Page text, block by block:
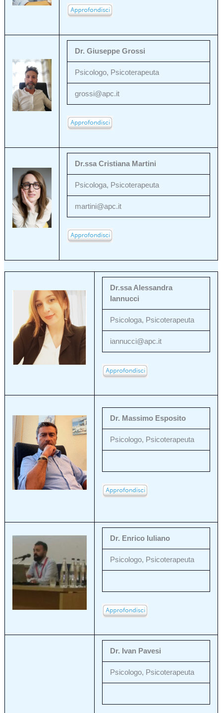
Dr. Giuseppe Grossi
Psicologo, Psicoterapeuta
grossi@apc.it
Dr.ssa Cristiana Martini
Psicologa, Psicoterapeuta
martini@apc.it
Dr.ssa Alessandra
Iannucci
Psicologa, Psicoterapeuta
iannucci@apc.it
Dr. Massimo Esposito
Psicologo, Psicoterapeuta
Dr. Enrico Iuliano
Psicologo, Psicoterapeuta
Dr. Ivan Pavesi
Psicologo, Psicoterapeuta